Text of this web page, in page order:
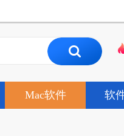
Mac软件 软